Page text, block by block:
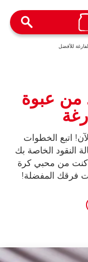
للأفضل
من عبوة
اتبع الخطوات
النقود الخاصة بك
كنت من محبي كرة
فرقك المفضلة!